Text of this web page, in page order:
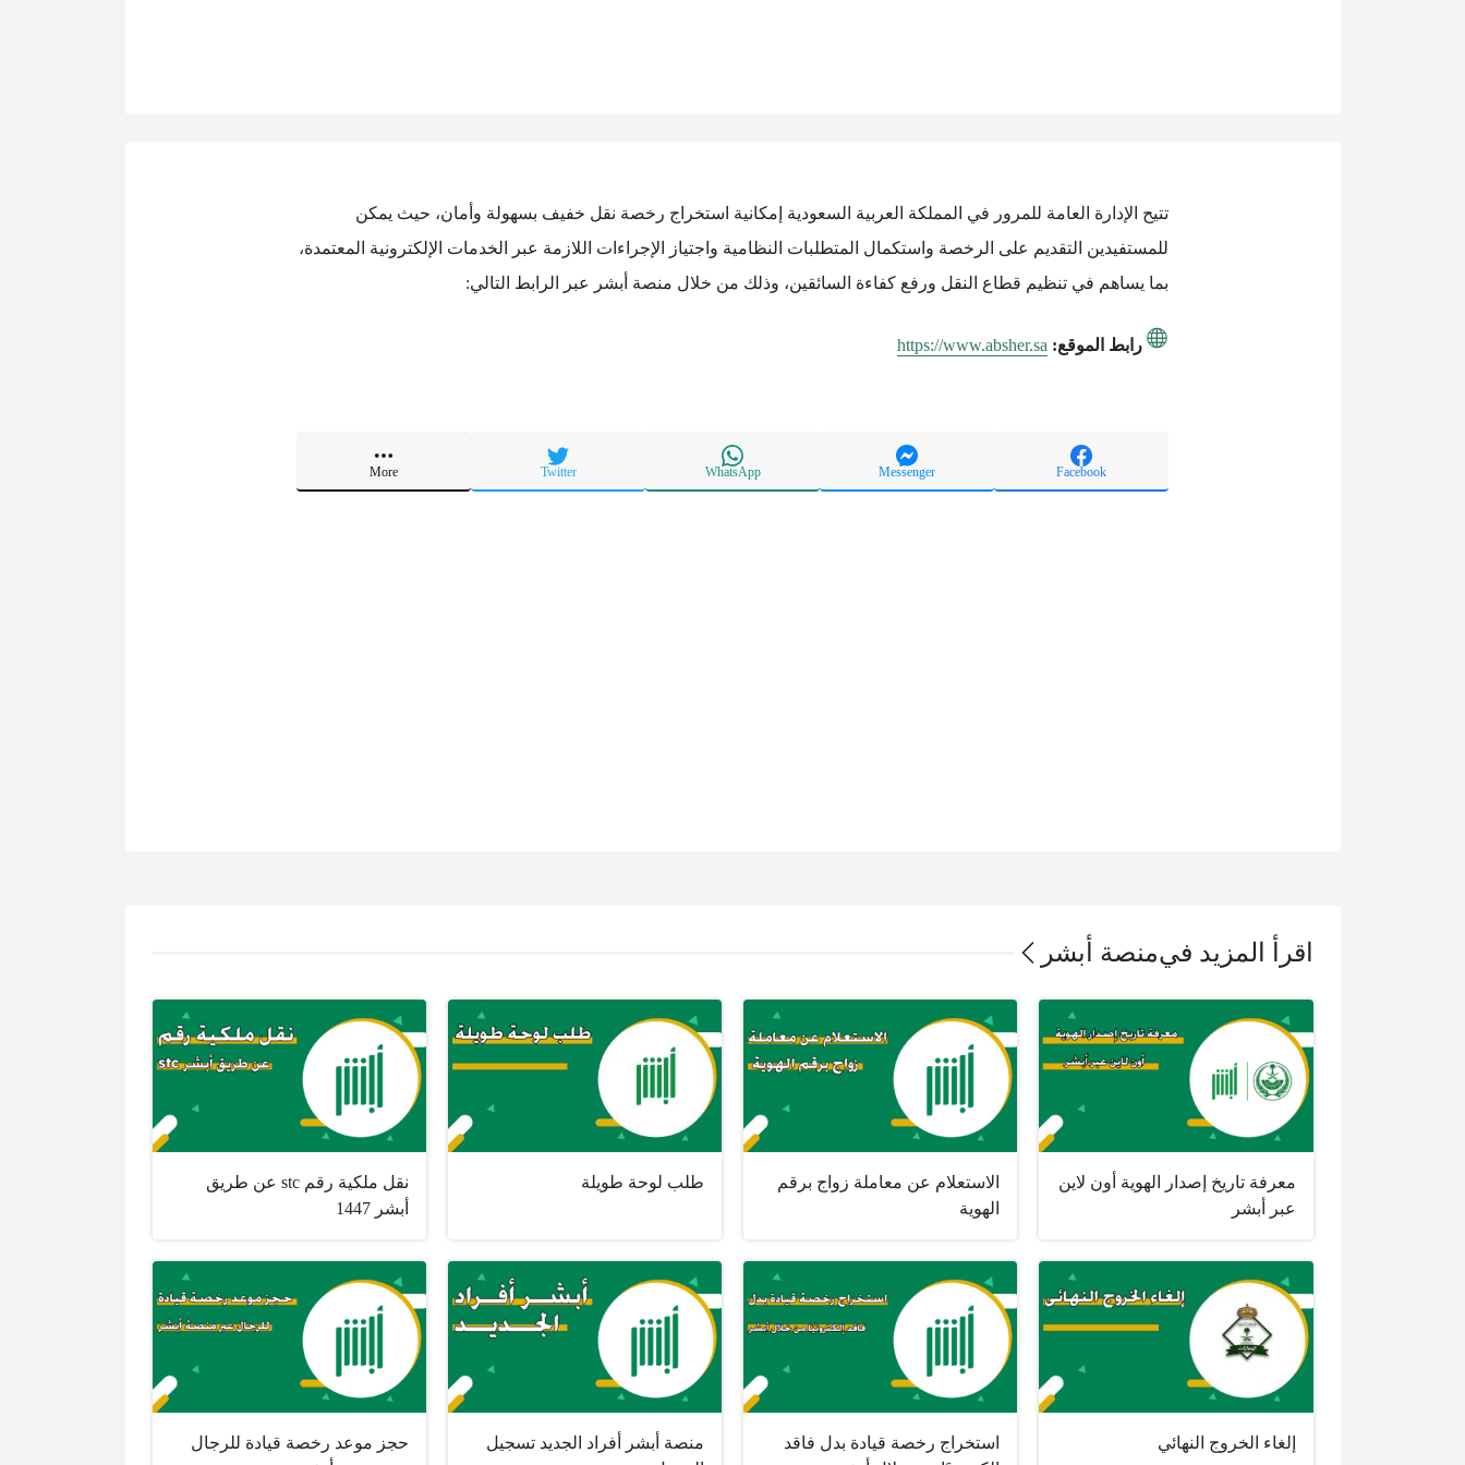
تتيح الإدارة العامة للمرور في المملكة العربية السعودية إمكانية استخراج رخصة نقل خفيف بسهولة وأمان، حيث يمكن
للمستفيدين التقديم على الرخصة واستكمال المتطلبات النظامية واجتياز الإجراءات اللازمة عبر الخدمات الإلكترونية المعتمدة،
بما يساهم في تنظيم قطاع النقل ورفع كفاءة السائقين، وذلك من خلال منصة أبشر عبر الرابط التالي:
رابط الموقع: https://www.absher.sa
Facebook
Messenger
WhatsApp
Twitter
More
اقرأ المزيد فيمنصة أبشر
معرفة تاريخ إصدار الهوية أون لاين
عبر أبشر
الاستعلام عن معاملة زواج برقم
الهوية
طلب لوحة طويلة
نقل ملكية رقم stc عن طريق
أبشر 1447
إلغاء الخروج النهائي
استخراج رخصة قيادة بدل فاقد
منصة أبشر أفراد الجديد تسجيل
حجز موعد رخصة قيادة للرجال